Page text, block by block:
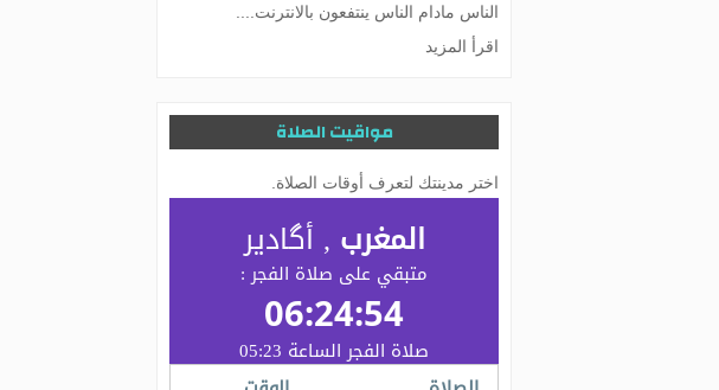
الناس مادام الناس ينتفعون بالانترنت....
اقرأ المزيد
مواقيت الصلاة
اختر مدينتك لتعرف أوقات الصلاة.